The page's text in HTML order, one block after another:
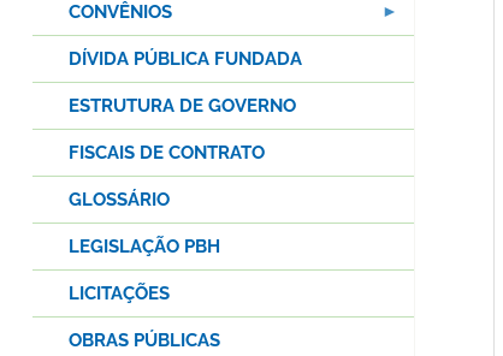
CONVÊNIOS
DÍVIDA PÚBLICA FUNDADA
ESTRUTURA DE GOVERNO
FISCAIS DE CONTRATO
GLOSSÁRIO
LEGISLAÇÃO PBH
LICITAÇÕES
OBRAS PÚBLICAS